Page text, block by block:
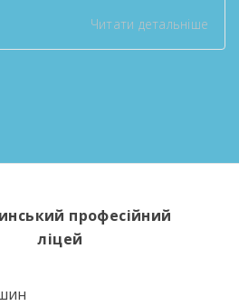
було розглянуто
виконання рішень
[…]
Читати детальніше
професійний
ліцей